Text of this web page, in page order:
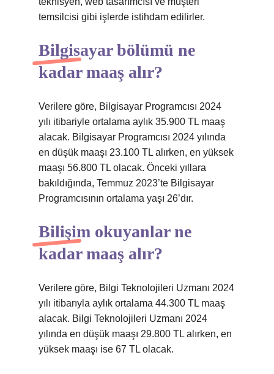
temsilcisi gibi işlerde istihdam edilirler.
Bilgisayar bölümü ne
kadar maaş alır?
Verilere göre, Bilgisayar Programcısı 2024
yılı itibariyle ortalama aylık 35.900 TL maaş
alacak. Bilgisayar Programcısı 2024 yılında
en düşük maaşı 23.100 TL alırken, en yüksek
maaşı 56.800 TL olacak. Önceki yıllara
bakıldığında, Temmuz 2023’te Bilgisayar
Programcısının ortalama yaşı 26’dır.
Bilişim okuyanlar ne
kadar maaş alır?
Verilere göre, Bilgi Teknolojileri Uzmanı 2024
yılı itibarıyla aylık ortalama 44.300 TL maaş
alacak. Bilgi Teknolojileri Uzmanı 2024
yılında en düşük maaşı 29.800 TL alırken, en
yüksek maaşı ise 67 TL olacak.